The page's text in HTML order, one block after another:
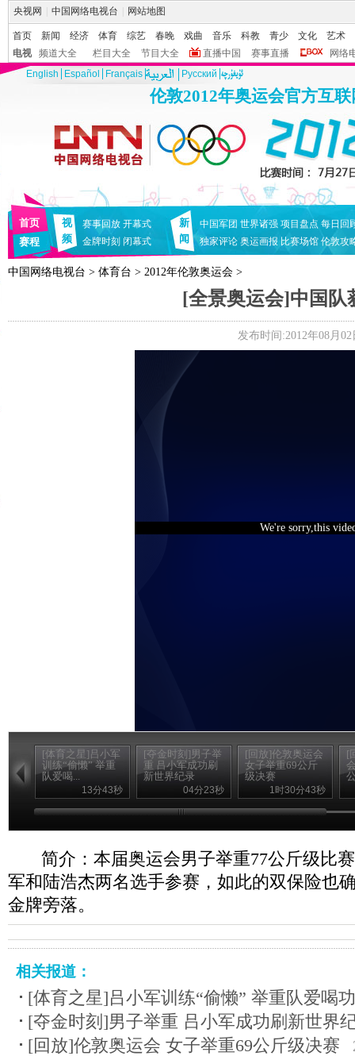
央视网 中国网络电视台 网站地图
首页 新闻 经济 体育 综艺 春晚 戏曲 音乐 科教 青少 文化
艺术
电视
频道大全 栏目大全 节目大全 直播中国 赛事直播
网络
English
Español Français Pусский
伦敦2012年奥运会官方互
首页
赛程
视
频
赛事回放 开幕式
金牌时刻 闭幕式
新
闻
中国军团 世界诸强 项目盘点 每日回
独家评论 奥运画报 比赛场馆 伦敦攻
中国网络电视台 > 体育台 > 2012年伦敦奥运会 >
[全景奥运会]中国队
发布时间:2012年08月
We're sorry,this
[体育之星]吕小军
训练“偷懒” 举重
队爱喝...
13分43秒
[夺金时刻]男子举
重 吕小军成功刷
新世界纪录
04分23秒
[回放]伦敦奥运会
女子举重69公斤
级决赛
1时30分43秒
[
简介：本届奥运会男子举重77公斤级比
军和陆浩杰两名选手参赛，如此的双保险也
金牌旁落。
相关报道：
[体育之星]吕小军训练“偷懒” 举重队爱喝
[夺金时刻]男子举重 吕小军成功刷新世界
[回放]伦敦奥运会 女子举重69公斤级决赛